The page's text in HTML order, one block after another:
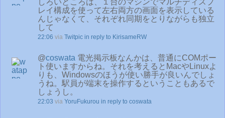
しろいところは、１台のマシンでマルチディスプ
レイ構成を使って左右両方の画面を表示している
んじゃなくて、それぞれ同期をとりながらも独立
して
22:06 via Twitpic in reply to KirisameRW
@coswata 電光掲示板なんかは、普通にCOMポー
ト使いますからね。それを考えるとMacやLinuxよ
りも、Windowsのほうが使い勝手が良いんでしょ
うね。駅員が端末を操作するということもあるで
しょうし。
22:03 via YoruFukurou in reply to coswata